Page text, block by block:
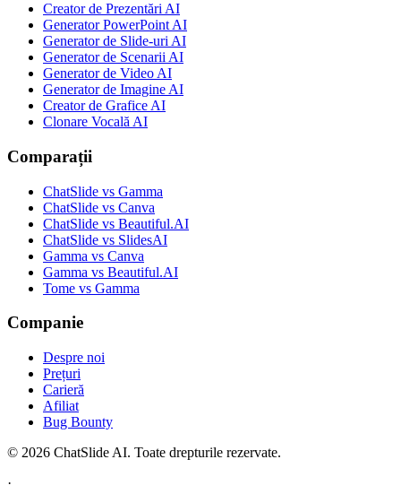
Creator de Prezentări AI
Generator PowerPoint AI
Generator de Slide-uri AI
Generator de Scenarii AI
Generator de Video AI
Generator de Imagine AI
Creator de Grafice AI
Clonare Vocală AI
Comparații
ChatSlide vs Gamma
ChatSlide vs Canva
ChatSlide vs Beautiful.AI
ChatSlide vs SlidesAI
Gamma vs Canva
Gamma vs Beautiful.AI
Tome vs Gamma
Companie
Despre noi
Prețuri
Carieră
Afiliat
Bug Bounty
© 2026 ChatSlide AI. Toate drepturile rezervate.
·